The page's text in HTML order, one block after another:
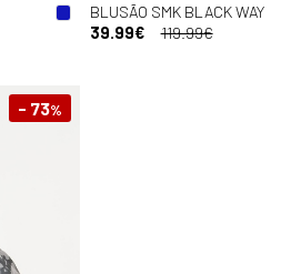
BLUSÃO SMK BLACK WAY
39.99€
119.99€
- 73%